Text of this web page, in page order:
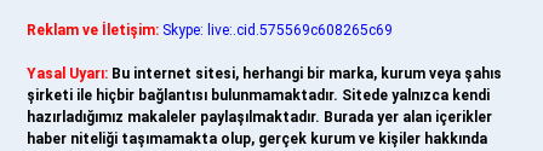
Reklam ve İletişim: Skype: live:.cid.575569c608265c69
Yasal Uyarı: Bu internet sitesi, herhangi bir marka, kurum veya şahıs
şirketi ile hiçbir bağlantısı bulunmamaktadır. Sitede yalnızca kendi
hazırladığımız makaleler paylaşılmaktadır. Burada yer alan içerikler
haber niteliği taşımamakta olup, gerçek kurum ve kişiler hakkında